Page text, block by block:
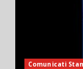
Comunicati